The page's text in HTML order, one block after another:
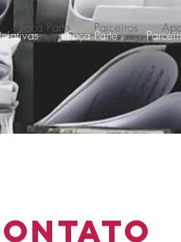
Faça Parte Parceiros
Faça Parte